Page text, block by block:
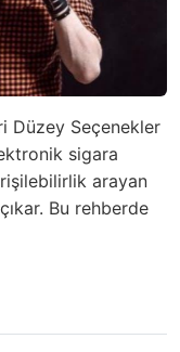
Düzey Seçenekler
sigara
arayan
Bu rehberde